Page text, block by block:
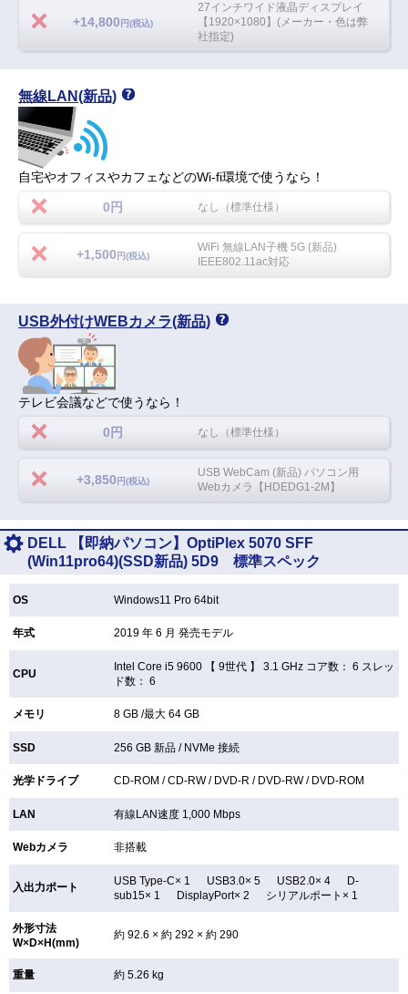
+14,800 円(税込)
27インチワイド液晶ディスプレイ
【1920×1080】(メーカー・色は弊
社指定)
無線LAN(新品)
自宅やオフィスやカフェなどのWi-fi環境で使うなら！
0円 なし（標準仕様）
+1,500 円(税込)
WiFi 無線LAN子機 5G (新品)
IEEE802.11ac対応
USB外付けWEBカメラ(新品)
テレビ会議などで使うなら！
0円 なし（標準仕様）
+3,850 円(税込)
USB WebCam (新品) パソコン用
Webカメラ【HDEDG1-2M】
DELL 【即納パソコン】OptiPlex 5070 SFF
(Win11pro64)(SSD新品) 5D9 標準スペック
OS Windows11 Pro 64bit
年式 2019 年 6 月 発売モデル
CPU
Intel Core i5 9600 【9世代 】 3.1 GHz コア数： 6 スレッ
ド数： 6
メモリ 8 GB /最大 64 GB
SSD 256 GB新品 / NVMe 接続
光学ドライブ CD-ROM /CD-RW / DVD-R / DVD-RW / DVD-ROM
LAN 有線LAN速度 1,000 Mbps
Webカメラ 非搭載
入出力ポート
USB Type-C× 1 USB3.0× 5 USB2.0× 4 D-
sub15× 1 DisplayPort× 2 シリアルポート× 1
外形寸法
W×D×H(mm)
約 92.6 × 約 292 × 約 290
重量 約 5.26 kg